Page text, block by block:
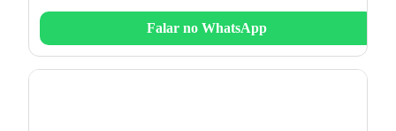
Falar no WhatsApp